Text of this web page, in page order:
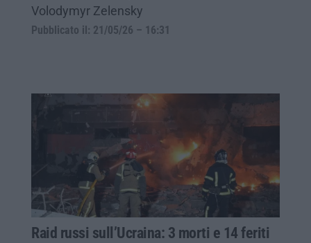
Volodymyr Zelensky
Pubblicato il: 21/05/26 – 16:31
Raid russi sull’Ucraina: 3 morti e 14 feriti